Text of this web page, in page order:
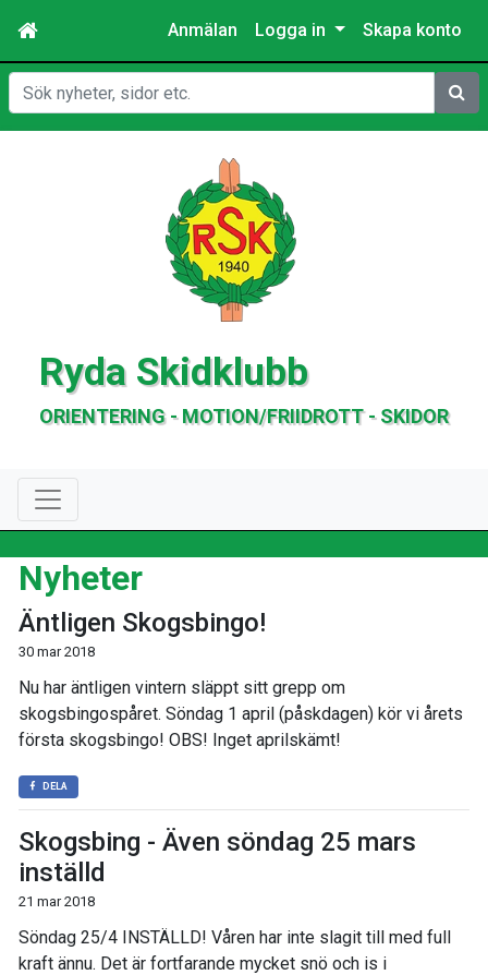
Anmälan Logga in Skapa konto
Sök
Ryda Skidklubb
ORIENTERING - MOTION/FRIIDROTT - SKIDOR
Nyheter
Äntligen Skogsbingo!
30 mar 2018
Nu har äntligen vintern släppt sitt grepp om
skogsbingospåret. Söndag 1 april (påskdagen) kör vi årets
första skogsbingo! OBS! Inget aprilskämt!
DELA
Skogsbing - Även söndag 25 mars
inställd
21 mar 2018
Söndag 25/4 INSTÄLLD! Våren har inte slagit till med full
kraft ännu. Det är fortfarande mycket snö och is i